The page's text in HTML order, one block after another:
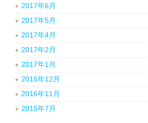
2017年6月
2017年5月
2017年4月
2017年2月
2017年1月
2016年12月
2016年11月
2015年7月